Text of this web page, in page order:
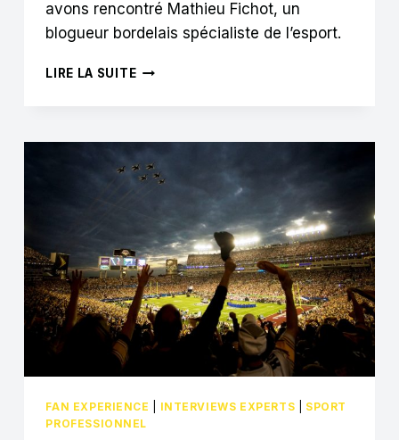
avons rencontré Mathieu Fichot, un
blogueur bordelais spécialiste de l’esport.
LIRE LA SUITEM.
MARQUES
VOIENT
L’ESPORT
MOYEN
DE
TOUCHER
UN
PUBLIC
JEUNE
ET
CONNECTÉ »
FAN EXPERIENCE INTERVIEWS EXPERTS
SPORT
PROFESSIONNEL